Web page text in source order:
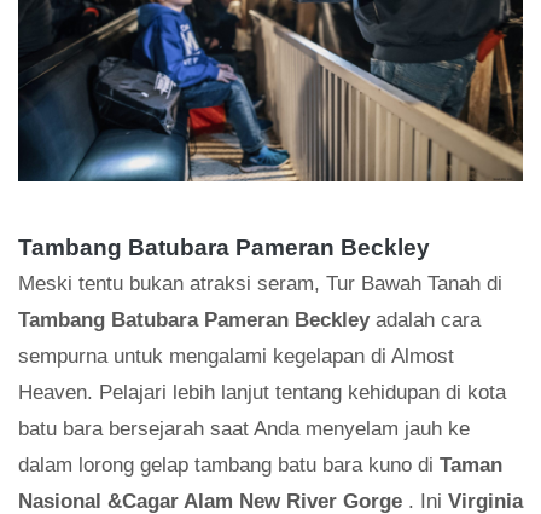
Tambang Batubara Pameran Beckley
Meski tentu bukan atraksi seram, Tur Bawah Tanah di
Tambang Batubara Pameran Beckley adalah cara
sempurna untuk mengalami kegelapan di Almost
Heaven. Pelajari lebih lanjut tentang kehidupan di kota
batu bara bersejarah saat Anda menyelam jauh ke
dalam lorong gelap tambang batu bara kuno di Taman
Nasional &Cagar Alam New River Gorge . Ini Virginia